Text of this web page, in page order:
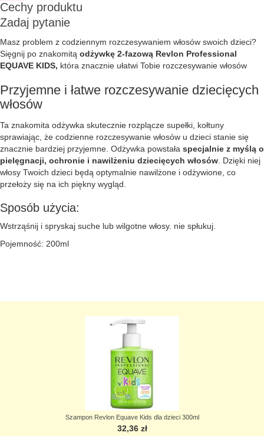
Cechy produktu
Zadaj pytanie
Masz problem z codziennym rozczesywaniem włosów swoich dzieci?
Sięgnij po znakomitą odżywkę 2-fazową Revlon Professional
EQUAVE KIDS, która znacznie ułatwi Tobie rozczesywanie włosów
Przyjemne i łatwe rozczesywanie dziecięcych
włosów
Ta znakomita odżywka skutecznie rozplącze supełki, kołtuny
sprawiając, że codzienne rozczesywanie włosów u dzieci stanie się
znacznie bardziej przyjemne. Odżywka powstała specjalnie z myślą o
pielęgnacji, ochronie i nawilżeniu dziecięcych włosów . Dzięki niej
włosy Twoich dzieci będą optymalnie nawilżone i odżywione, co
przełoży się na ich piękny wygląd.
Sposób użycia:
Wstrząśnij i spryskaj suche lub wilgotne włosy. nie spłukuj.
Pojemność: 200ml
Szampon Revlon Equave Kids dla dzieci 300ml
32,36 zł